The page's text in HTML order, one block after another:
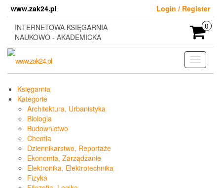
content
www.zak24.pl
Login / Register
INTERNETOWA KSIĘGARNIA
NAUKOWO - AKADEMICKA
0
Toggle
Księgarnia
Kategorie
Architektura, Urbanistyka
Biologia
Budownictwo
Chemia
Dziennikarstwo, Reportaże
Ekonomia, Zarządzanie
Elektronika, Elektrotechnika
Fizyka